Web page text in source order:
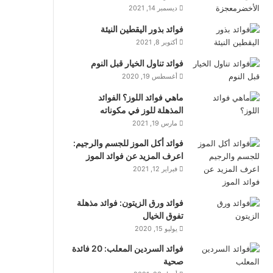
ديسمبر 14, 2021
فوائد بذور اليقطين النيئة
أكتوبر 8, 2021
فوائد تناول الخيار قبل النوم
أغسطس 19, 2020
ماهي فوائد اللوز؟ الفوائد
المذهلة للوز في مكوناته
مارس 19, 2021
فوائد أكل الموز للجسم والرجيم:
اعرف المزيد عن فوائد الموز
فبراير 12, 2021
فوائد ورق الزيتون: فوائد مذهلة
تفوق الخيال
يوليو 15, 2020
فوائد السردين المعلب: 20 فائدة
صحية